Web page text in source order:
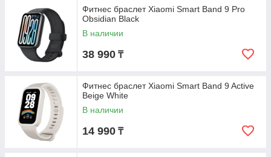
Фитнес браслет Xiaomi Smart Band 9 Pro
Obsidian Black
В наличии
38 990 ₸
Фитнес браслет Xiaomi Smart Band 9 Active
Beige White
В наличии
14 990 ₸